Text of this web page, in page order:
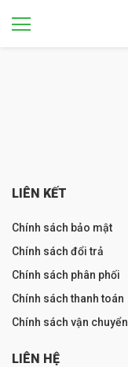
LIÊN KẾT
Chính sách bảo mật
Chính sách đổi trả
Chính sách phân phối
Chính sách thanh toán
Chính sách vận chuyển
LIÊN HỆ